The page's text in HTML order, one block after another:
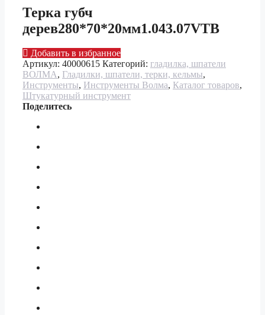
Терка губч
дерев280*70*20мм1.043.07VTB
Добавить в избранное
Артикул: 40000615 Категорий: гладилка, шпатели
ВОЛМА, Гладилки, шпатели, терки, кельмы,
Инструменты, Инструменты Волма, Каталог товаров,
Штукатурный инструмент
Поделитесь